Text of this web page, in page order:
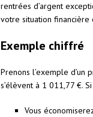
rentrées d’argent
votre situation financière
Exemple chiffré
Prenons l’exemple
s’élèvent à 1 011,77 €.
Vous